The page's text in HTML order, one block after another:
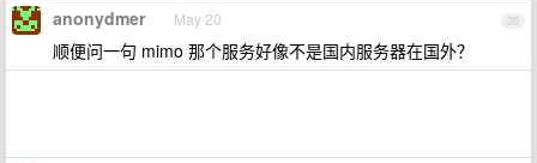
20
anonydmer May 20
顺便问一句 mimo 那个服务好像不是国内服务器在国外？